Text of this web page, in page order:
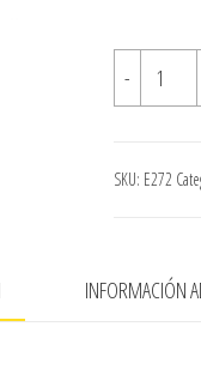
-
E272
CON
SKU: E272
INFORMACIÓN